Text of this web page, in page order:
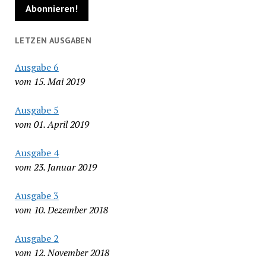
LETZEN AUSGABEN
Ausgabe 6
vom 15. Mai 2019
Ausgabe 5
vom 01. April 2019
Ausgabe 4
vom 23. Januar 2019
Ausgabe 3
vom 10. Dezember 2018
Ausgabe 2
vom 12. November 2018